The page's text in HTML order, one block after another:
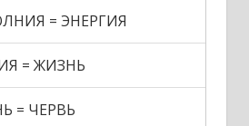
= ЭНЕРГИЯ
= ЖИЗНЬ
= ЧЕРВЬ